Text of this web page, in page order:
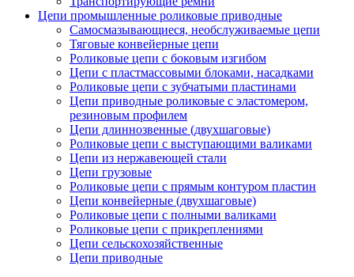
Цепи промышленные роликовые приводные
Самосмазывающиеся, необслуживаемые цепи
Тяговые конвейерные цепи
Роликовые цепи с боковым изгибом
Цепи с пластмассовыми блоками, насадками
Роликовые цепи с зубчатыми пластинами
Цепи приводные роликовые с эластомером,
резиновым профилем
Цепи длиннозвенные (двухшаговые)
Роликовые цепи с выступающими валиками
Цепи из нержавеющей стали
Цепи грузовые
Роликовые цепи с прямым контуром пластин
Цепи конвейерные (двухшаговые)
Роликовые цепи с полными валиками
Роликовые цепи с прикреплениями
Цепи сельскохозяйственные
Цепи приводные